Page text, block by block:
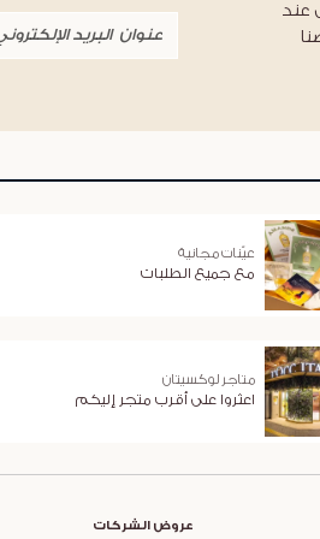
عند
عيّنات مجانية
مع جميع الطلبات
متاجر لوكسيتان
اعثروا على أقرب متجر إليكم
عروض الشركات